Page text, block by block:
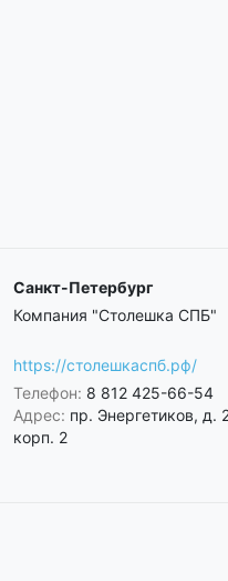
Санкт-Петербург
Компания "Столешка СПБ"
https://столешкаспб.рф/
Телефон: 8 812 425-66-54
Адрес: пр. Энергетиков, д.
корп. 2